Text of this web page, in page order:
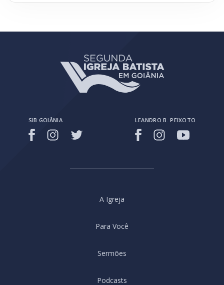
SIB GOIÂNIA LEANDRO B. PEIXOTO
A Igreja
Para Você
Sermões
Podcasts